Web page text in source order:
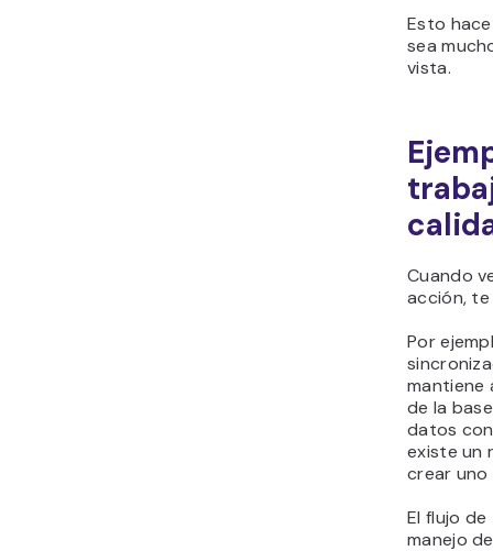
Esto
sea
vista.
Cuando
acción,
Por
mantiene
de la
datos
existe un
crear uno
El flujo
manejo